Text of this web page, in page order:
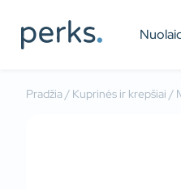
Pradžia/ Kuprinės ir krepšiai /